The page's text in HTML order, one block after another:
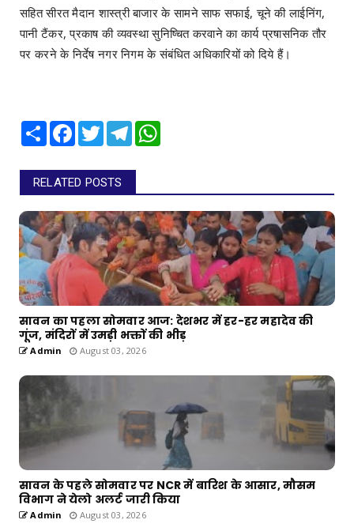
सहित सीरत मैदान शास्त्री बाजार के सामने साफ सफाई, चूने की लाईनिंग,
पानी टैंकर, प्रकाष की व्यवस्था सुनिष्चित करवाने का कार्य प्रषासनिक तौर
पर करने के निर्देष नगर निगम के संबंधित अधिकारियों को दिये हैं।
Share Facebook
TwitterTelegram
RELATED POSTS
सावन का पहला सोमवार आज: देशभर में हर-हर महादेव की
गूंज, मंदिरों में उमड़ी भक्तों की भीड़
Admin August 03, 2026
सावन के पहले सोमवार पर NCR में बारिश के आसार, मौसम
विभाग ने येलो अलर्ट जारी किया
Admin August 03, 2026